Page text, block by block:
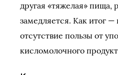
другая «тяжелая» пища,
замедляется. Как итог
отсутствие пользы от
кисломолочного